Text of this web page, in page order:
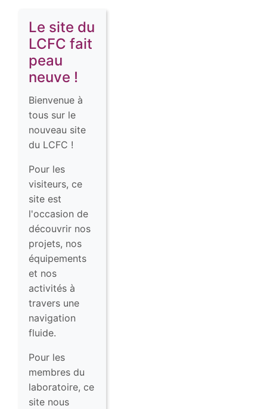
Le site du
LCFC fait
peau
neuve !
Bienvenue à
tous sur le
nouveau site
du LCFC !
Pour les
visiteurs, ce
site est
l'occasion de
découvrir nos
projets, nos
équipements
et nos
activités à
travers une
navigation
fluide.
Pour les
membres du
laboratoire, ce
site nous